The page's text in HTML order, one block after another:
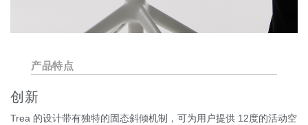
产品特点
创新
Trea 的设计带有独特的固态斜倾机制，可为用户提供 12度的活动空